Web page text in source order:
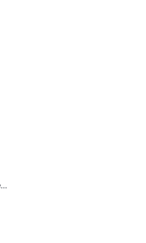
L'amour tous ensemble